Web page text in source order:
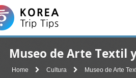
Museo de Arte Textil
Home Cultura Museo de Arte